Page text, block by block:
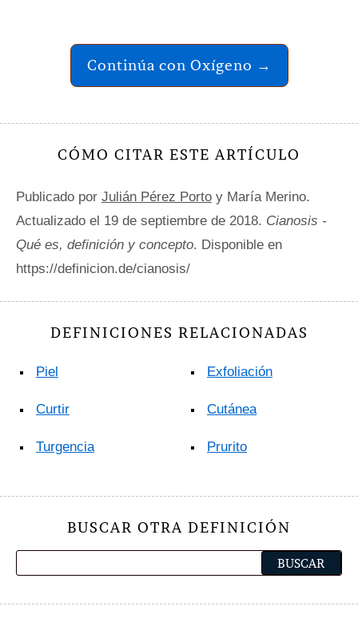
Continúa con Oxígeno →
CÓMO CITAR ESTE ARTÍCULO
Publicado por Julián Pérez Porto y María Merino.
Actualizado el 19 de septiembre de 2018. Cianosis -
Qué es, definición y concepto. Disponible en
https://definicion.de/cianosis/
DEFINICIONES RELACIONADAS
Piel
Curtir
Turgencia
Exfoliación
Cutánea
Prurito
BUSCAR OTRA DEFINICIÓN